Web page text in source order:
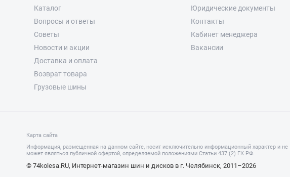
Каталог
Вопросы и ответы
Советы
Новости и акции
Доставка и оплата
Возврат товара
Грузовые шины
Юридические документы
Контакты
Кабинет менеджера
Вакансии
Карта сайта
Информация, размещенная на данном сайте, носит исключительно информационный характер и не
может являться публичной офертой, определяемой положениями Статьи 437 (2) ГК РФ.
© 74kolesa.RU, Интернет-магазин шин и дисков в г. Челябинск, 2011–2026